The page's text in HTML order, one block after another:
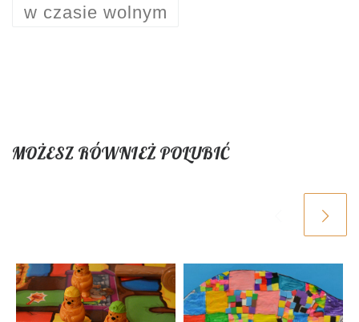
w czasie wolnym
MOŻESZ RÓWNIEŻ POLUBIĆ